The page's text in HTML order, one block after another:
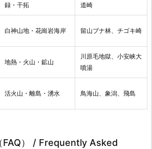
録・干拓
道崎
白神山地・花崗岩海岸 留山ブナ林、チゴキ崎
地熱・火山・鉱山
川原毛地獄、小安峡大
噴湯
活火山・離島・湧水 鳥海山、象潟、飛島
FAQ） / Frequently Asked